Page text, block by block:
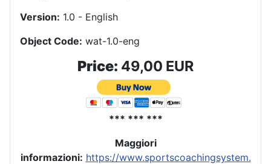
Version: 1.0 - English
Object Code: wat-1.0-eng
Price: 49,00 EUR
*** *** ***
Maggiori
informazioni: https://www.sportscoachingsystem.